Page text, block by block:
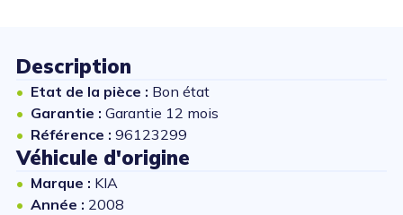
Description
Etat de la pièce : Bon état
Garantie : Garantie 12 mois
Référence : 96123299
Véhicule d'origine
Marque : KIA
Année : 2008